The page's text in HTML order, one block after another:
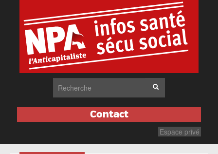
Contact
Espace privé